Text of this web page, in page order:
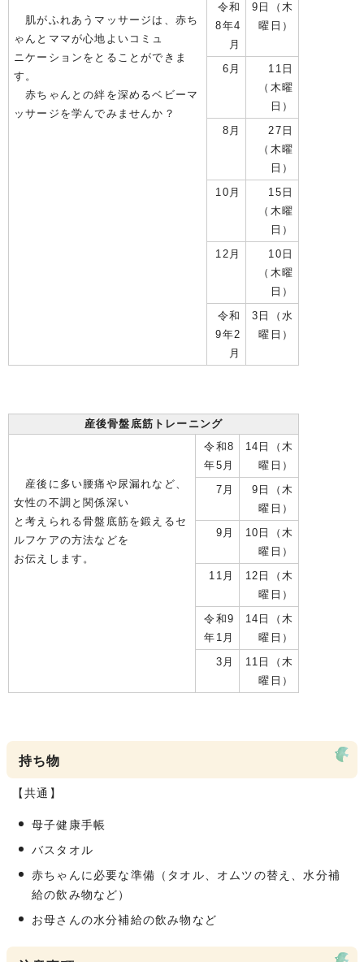
肌がふれあうマッサージは、赤ち
ゃんとママが心地よいコミュ
ニケーションをとることができま
す。
赤ちゃんとの絆を深めるベビーマ
ッサージを学んでみませんか？
令和
8年4
月
9日（木
曜日）
6月
11日
（木曜
日）
8月
27日
（木曜
日）
10月
15日
（木曜
日）
12月
10日
（木曜
日）
令和
9年2
月
3日（水
曜日）
産後骨盤底筋トレーニング
産後に多い腰痛や尿漏れなど、
女性の不調と関係深い
と考えられる骨盤底筋を鍛えるセ
ルフケアの方法などを
お伝えします。
令和8
年5月
14日（木
曜日）
7月
9日（木
曜日）
9月
10日（木
曜日）
11月
12日（木
曜日）
令和9
年1月
14日（木
曜日）
3月
11日（木
曜日）
持ち物
【共通】
母子健康手帳
バスタオル
赤ちゃんに必要な準備（タオル、オムツの替え、水分補
給の飲み物など）
お母さんの水分補給の飲み物など